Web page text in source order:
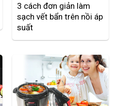
3 cách đơn giản làm
sạch vết bẩn trên nồi áp
suất